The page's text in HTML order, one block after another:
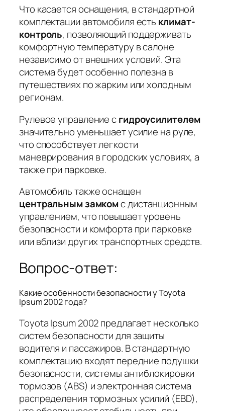
Что касается оснащения, в стандартной
комплектации автомобиля есть климат-
контроль, позволяющий поддерживать
комфортную температуру в салоне
независимо от внешних условий. Эта
система будет особенно полезна в
путешествиях по жарким или холодным
регионам.
Рулевое управление сгидроусилителем
значительно уменьшает усилие на руле,
что способствует легкости
маневрирования в городских условиях, а
также при парковке.
Автомобиль также оснащен
центральным замкомс дистанционным
управлением, что повышает уровень
безопасности и комфорта при парковке
или вблизи других транспортных средств.
Вопрос-ответ:
Какие особенности безопасности у Toyota
Ipsum 2002 года?
Toyota Ipsum 2002 предлагает несколько
систем безопасности для защиты
водителя и пассажиров. В стандартную
комплектацию входят передние подушки
безопасности, системы антиблокировки
тормозов (ABS) и электронная система
распределения тормозных усилий (EBD),